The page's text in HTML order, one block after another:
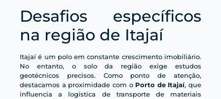
Desafios específicos
na região de Itajaí
Itajaí é um polo em constante crescimento imobiliário.
No entanto, o solo da região exige estudos
geotécnicos precisos. Como ponto de atenção,
destacamos a proximidade com o Porto de Itajaí, que
influencia a logística de transporte de materiais